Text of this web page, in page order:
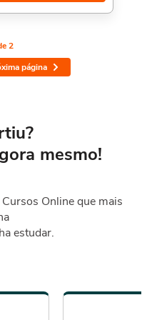
2
página
mesmo!
Online que mais
estudar.